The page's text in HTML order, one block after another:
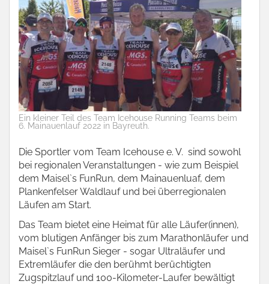
Ein kleiner Teil des Team Icehouse Running Teams beim
6. Mainauenlauf 2022 in Bayreuth.
Die Sportler vom Team Icehouse e. V. sind sowohl
bei regionalen Veranstaltungen - wie zum Beispiel
dem Maisel`s FunRun, dem Mainauenluaf, dem
Plankenfelser Waldlauf und bei überregionalen
Läufen am Start.
Das Team bietet eine Heimat für alle Läufer(innen),
vom blutigen Anfänger bis zum Marathonläufer und
Maisel`s FunRun Sieger - sogar Ultraläufer und
Extremläufer die den berühmt berüchtigten
Zugspitzlauf und 100-Kilometer-Laufer bewältigt